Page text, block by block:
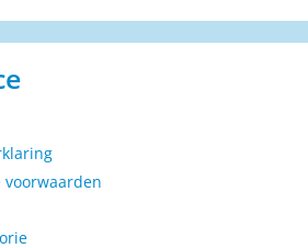
voorwaarden